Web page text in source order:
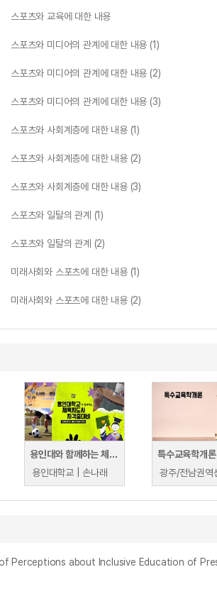
스포츠와 교육에 대한 내용
스포츠와 미디어의 관계에 대한 내용 (1)
스포츠와 미디어의 관계에 대한 내용 (2)
스포츠와 미디어의 관계에 대한 내용 (3)
스포츠와 사회계층에 대한 내용 (1)
스포츠와 사회계층에 대한 내용 (2)
스포츠와 사회계층에 대한 내용 (3)
스포츠와 일탈의 관계 (1)
스포츠와 일탈의 관계 (2)
미래사회와 스포츠에 대한 내용 (1)
미래사회와 스포츠에 대한 내용 (2)
용인대와 함께하는 체육지도사 자격증 대비
용인대학교 | 손나래
특수교육학개론